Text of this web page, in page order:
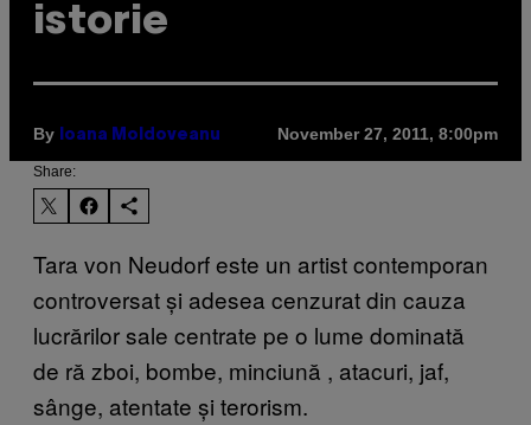
istorie
By Ioana Moldoveanu November 27, 2011, 8:00pm
Share:
Tara von Neudorf este un artist contemporan
controversat și adesea cenzurat din cauza
lucrărilor sale centrate pe o lume dominată
de ră zboi, bombe, minciună , atacuri, jaf,
sânge, atentate și terorism.